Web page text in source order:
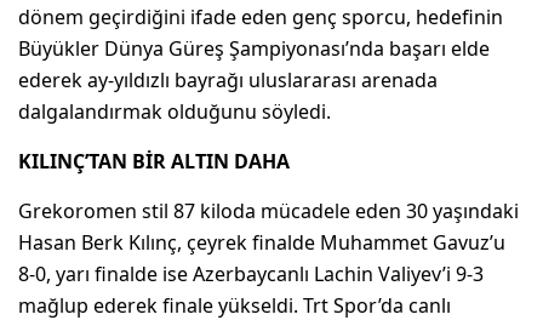
dönem geçirdiğini ifade eden genç sporcu, hedefinin
Büyükler Dünya Güreş Şampiyonası’nda başarı elde
ederek ay-yıldızlı bayrağı uluslararası arenada
dalgalandırmak olduğunu söyledi.
KILINÇ’TAN BİR ALTIN DAHA
Grekoromen stil 87 kiloda mücadele eden 30 yaşındaki
Hasan Berk Kılınç, çeyrek finalde Muhammet Gavuz’u
8-0, yarı finalde ise Azerbaycanlı Lachin Valiyev’i 9-3
mağlup ederek finale yükseldi. Trt Spor’da canlı